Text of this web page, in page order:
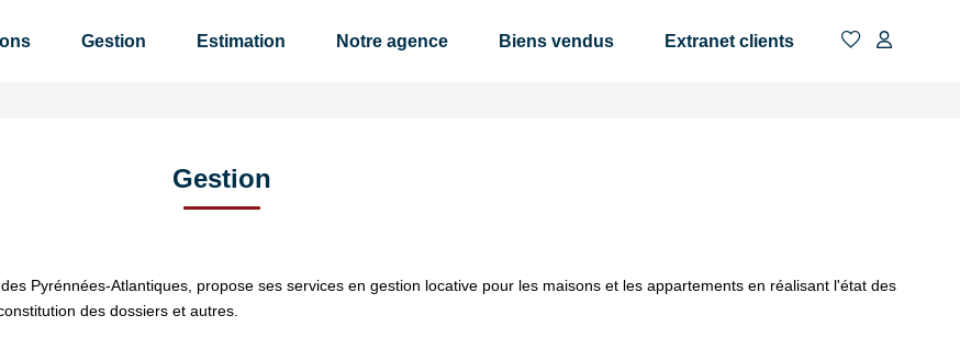
Gestion Estimation Notre agence Biens vendus Extranet clients
Gestion
Pyrénnées-Atlantiques, propose ses services en gestion locative pour les maisons et les appartements en réalisant l'état des
des dossiers et autres.